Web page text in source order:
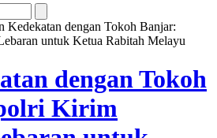
Kedekatan dengan Tokoh Banjar:
untuk Ketua Rabitah Melayu
dengan Tokoh
Kirim